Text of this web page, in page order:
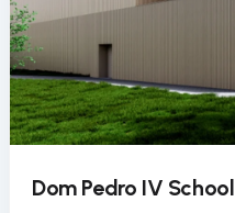
Dom Pedro IV School